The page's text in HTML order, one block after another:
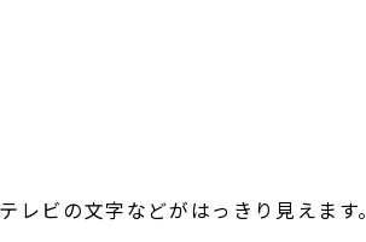
ビの文字などがはっきり見えます。